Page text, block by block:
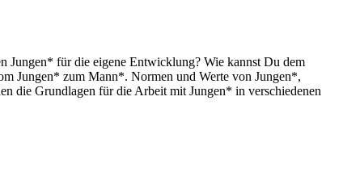
Jungen* für die eigene Entwicklung? Wie kannst Du dem
Jungen* zum Mann*. Normen und Werte von Jungen*,
die Grundlagen für die Arbeit mit Jungen* in verschiedenen